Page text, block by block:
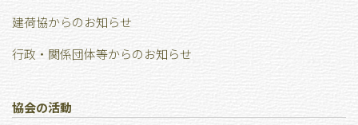
建荷協からのお知らせ
行政・関係団体等からのお知らせ
協会の活動